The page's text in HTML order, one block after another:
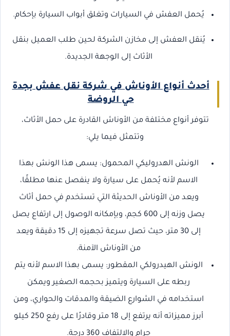
يُحمل العفش في السيارات وتغلق أبواب السيارة بإحكام.
يُنقل العفش إلى مخازن الشركة لحين طلب العميل بنقل
الأثاث إلى الوجهة الجديدة.
أحدث أنواع الأوناش في شركة نقل عفش بجدة
حي الروضة
تتوفر أنواع مختلفة من الأوناش القادرة على حمل الأثاث،
وتتمثل فيما يلي:
الونش الهدروليكي المحمول: يسمى هذا الونش بهذا
الاسم لأنه يُحمل على سيارة ولا ينفصل عنها مطلقًا،
ويعد من الأوناش الحديثة التي تستخدم في حمل أثاث
يصل وزنه إلى 600 كجم، وبإمكانه الوصول إلى ارتفاع يصل
إلى 30 متر، حيث تصل سرعة تجهيزه إلى 15 دقيقة ويعد
من الأوناش الآمنة.
الونش الهيدرولكي المقطور: يسمى بهذا الاسم لأنه يتم
ربطه على السيارة ويتميز بحجمه الصغير ويمكن
استخدامه في الشوارع الضيقة والمدقات والحواري، ومن
أبرز مميزاته أنه يرتفع إلى 18 متر وقادرًا على رفع 250 كيلو
جرام والالتفاف 360 درجة.